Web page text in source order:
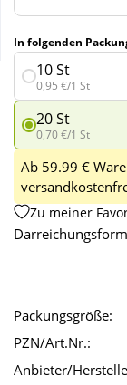
Wellness
In folgenden
10 St
0,95 €/1 St
20 St
0,70 €/1 St
Ab 59.99 €
Zu meiner
Packungsgröße:
PZN/Art.Nr.:
Anbieter/